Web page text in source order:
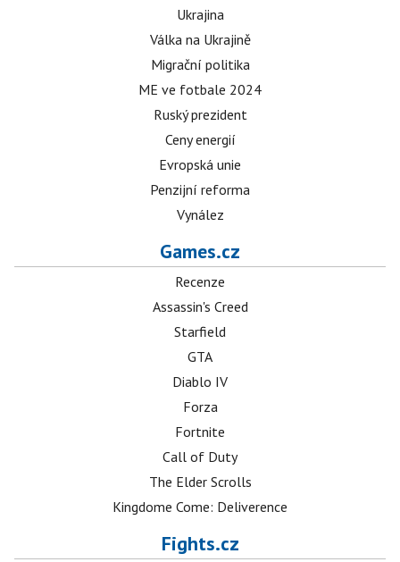
Ukrajina
Válka na Ukrajině
Migrační politika
ME ve fotbale 2024
Ruský prezident
Ceny energií
Evropská unie
Penzijní reforma
Vynález
Games.cz
Recenze
Assassin's Creed
Starfield
GTA
Diablo IV
Forza
Fortnite
Call of Duty
The Elder Scrolls
Kingdome Come: Deliverence
Fights.cz